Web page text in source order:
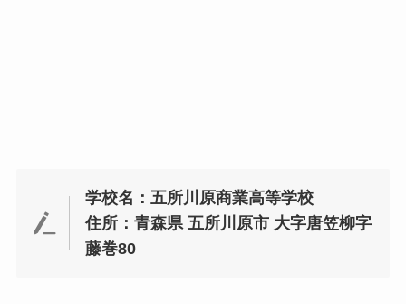
学校名：五所川原商業高等学校
住所：青森県 五所川原市 大字唐笠柳字
藤巻80